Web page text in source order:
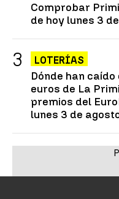
Comprobar
de hoy lunes 3
LOTERÍAS
Dónde han
euros de La
premios del
lunes 3 de